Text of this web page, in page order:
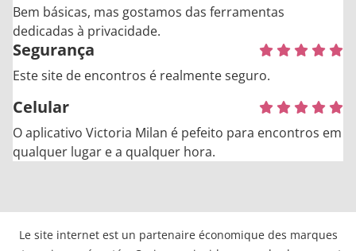
Bem básicas, mas gostamos das ferramentas
dedicadas à privacidade.
Segurança
Este site de encontros é realmente seguro.
Celular
O aplicativo Victoria Milan é pefeito para encontros em
qualquer lugar e a qualquer hora.
Le site internet est un partenaire économique des marques